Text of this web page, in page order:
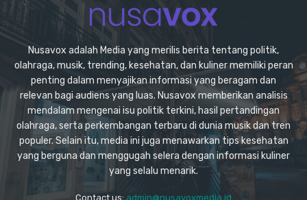
Nusavox adalah Media yang merilis berita tentang politik,
olahraga, musik, trending, kesehatan, dan kuliner memiliki peran
penting dalam menyajikan informasi yang beragam dan
relevan bagi audiens yang luas. Nusavox memberikan analisis
mendalam mengenai isu politik terkini, hasil pertandingan
olahraga, serta perkembangan terbaru di dunia musik dan tren
populer. Selain itu, media ini juga menawarkan tips kesehatan
yang berguna dan menggugah selera dengan informasi kuliner
yang selalu menarik.
Contact us: admin@nusavoxmedia.id